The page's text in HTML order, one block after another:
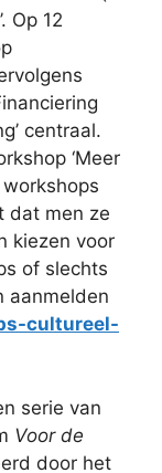
Op 12
centraal.
‘Meer
workshops
dat men ze
kiezen voor
of slechts
aanmelden
cultureel-
serie van
Voor de
door het